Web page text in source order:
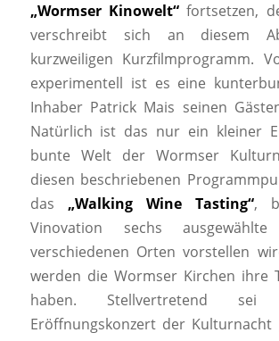
„Wormser Kinowelt“fortsetzen,
verschreibt sich an diesem
kurzweiligen Kurzfilmprogramm.
experimentell ist es eine
Inhaber Patrick Mais seinen
Natürlich ist das nur ein kleiner
bunte Welt der Wormser
diesen beschriebenen
das „Walking Wine Tasting“,
Vinovation sechs
verschiedenen Orten vorstellen
werden die Wormser Kirchen ihre
haben. Stellvertretend
Eröffnungskonzert der Kulturnacht